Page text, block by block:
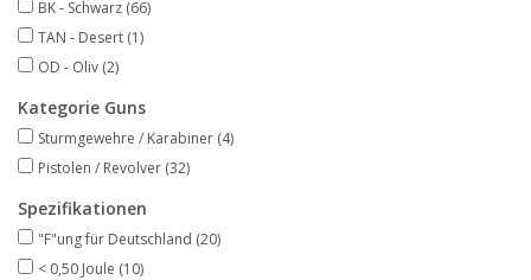
BK - Schwarz (66)
TAN - Desert (1)
OD - Oliv (2)
Kategorie Guns
Sturmgewehre / Karabiner (4)
Pistolen / Revolver (32)
Spezifikationen
"F"ung für Deutschland (20)
< 0,50 Joule (10)